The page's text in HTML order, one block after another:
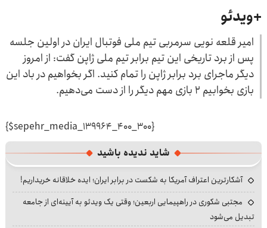
+ویدئو
امیر قلعه نویی سرمربی تیم ملی فوتبال ایران در اولین جلسه
پس از برد تاریخی این تیم برابر تیم ملی ژاپن گفت: از امروز
دیگر ماجرای برد برابر ژاپن را تمام کنید. اگر بخواهیم در باد این
بازی بخوابیم ۲ بازی مهم دیگر را از دست می‌دهیم.
{$sepehr_media_139964_400_300}
شاید ندیده باشید
آشکارترین اعتراف آمریکا به شکست در برابر ایران؛ ایده خلاقانه خریداریم!
مجتبی شکوری در راهپیمایی اربعین؛ وقتی یک ویدئو به آیینه‌ای از جامعه
تبدیل می‌شود